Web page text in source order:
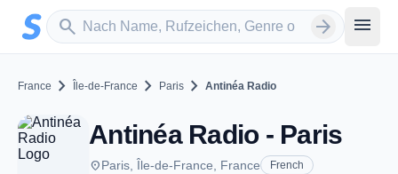
Zum Hauptinhalt springen
search
Sender suchen arrow_forward menu
France chevron_right Île-de-France chevron_right Paris chevron_right Antinéa Radio
Antinéa Radio - Paris
placeParis, Île-de-France, France French